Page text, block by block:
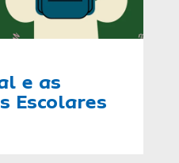
e as
Escolares